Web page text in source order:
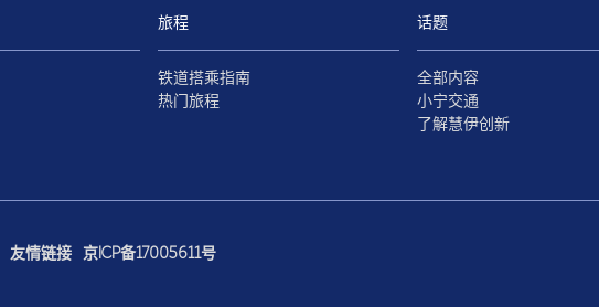
旅程
铁道搭乘指南
热门旅程
话题
全部内容
小宁交通
了解慧伊创新
友情链接 京ICP备17005611号